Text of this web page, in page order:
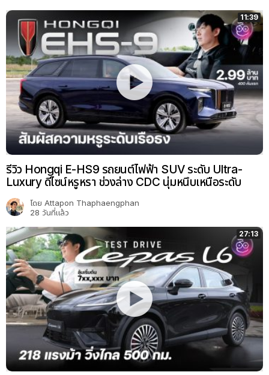
11:39
รีวิว Hongqi E-HS9 รถยนต์ไฟฟ้า SUV ระดับ Ultra-
Luxury ดีไซน์หรูหรา ช่วงล่าง CDC นุ่มหนึบเหนือระดับ
โดย Attapon Thaphaengphan
28 วันที่แล้ว
27:13